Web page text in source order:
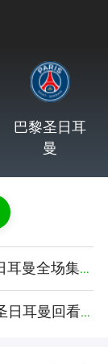
巴黎圣日耳
曼
2021法甲联赛斯特拉斯堡3-3巴黎圣日耳曼全场集锦【咪咕视频】
2022法甲第35轮 斯特拉斯堡vs巴黎圣日耳曼回看集锦【腾讯视频】